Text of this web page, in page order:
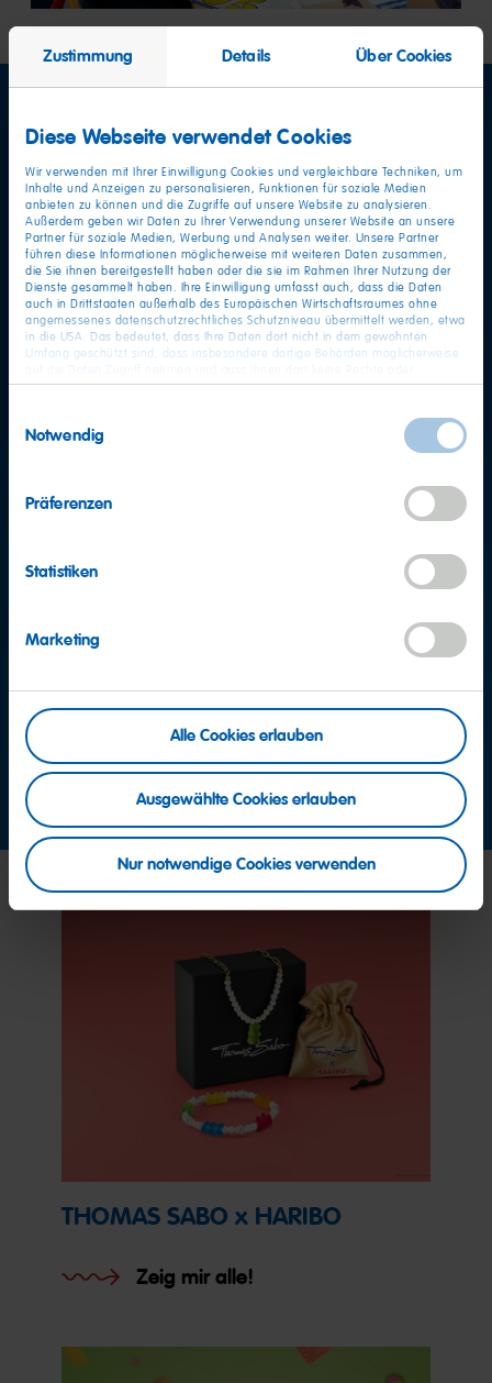
Zustimmung Details Über Cookies
Diese Webseite verwendet Cookies
Wir verwenden mit Ihrer Einwilligung Cookies und vergleichbare Techniken, um
Inhalte und Anzeigen zu personalisieren, Funktionen für soziale Medien
anbieten zu können und die Zugriffe auf unsere Website zu analysieren.
Außerdem geben wir Daten zu Ihrer Verwendung unserer Website an unsere
Partner für soziale Medien, Werbung und Analysen weiter. Unsere Partner
führen diese Informationen möglicherweise mit weiteren Daten zusammen,
die Sie ihnen bereitgestellt haben oder die sie im Rahmen Ihrer Nutzung der
Dienste gesammelt haben. Ihre Einwilligung umfasst auch, dass die Daten
auch in Drittstaaten außerhalb des Europäischen Wirtschaftsraumes ohne
angemessenes datenschutzrechtliches Schutzniveau übermittelt werden, etwa
in die USA. Das bedeutet, dass Ihre Daten dort nicht in dem gewohnten
Umfang geschützt sind, dass insbesondere dortige Behörden möglicherweise
Rechtsbehelfe zur Verfügung stehen. Sie haben das Rechts, Ihre Einwilligung
finden Sie detaillierten Informationen zur Verarbeitung
Ihrer Daten und zum Widerruf Ihrer Einwilligung. Unser Impressum finden Sie
Notwendig
Präferenzen
Statistiken
Marketing
Alle Cookies erlauben
Ausgewählte Cookies erlauben
Nur notwendige Cookies verwenden
to
slide
1
to
2
to
3
to
4
to
5
to
6
slideslideslide
Weitere Fragen?
Team Consumer Service
HARIBO Consumer Service verbinden.
Jetzt Kontakt aufnehmen
THOMAS SABO x HARIBO
Zeig mir alle!